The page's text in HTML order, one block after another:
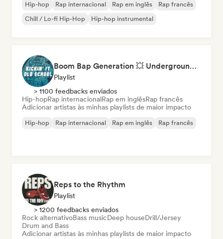
Hip-hop Rap internacional Rap em inglês
Rap francês
Chill / Lo-fi Hip-Hop
Hip-hop instrumental
Boom Bap Generation 💥 Underground Hip-Hop, East Coast & Jazz Rap
Playlist
> 1100 feedbacks enviados
Hip-hopRap internacionalRap em inglêsRap francês
Adicionar artistas às minhas playlists de maior impacto
Hip-hop Rap internacional Rap em inglês Rap francês
Reps to the Rhythm
Playlist
> 1200 feedbacks enviados
Rock alternativoBass musicDeep houseDrill/Jersey
Drum and Bass
Adicionar artistas às minhas playlists de maior impacto